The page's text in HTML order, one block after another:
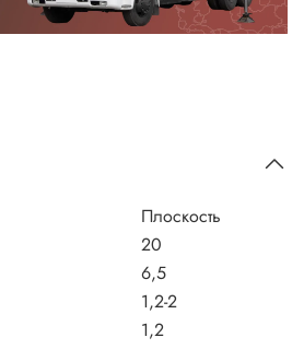
Плоскость
20
6,5
1,2-2
1,2